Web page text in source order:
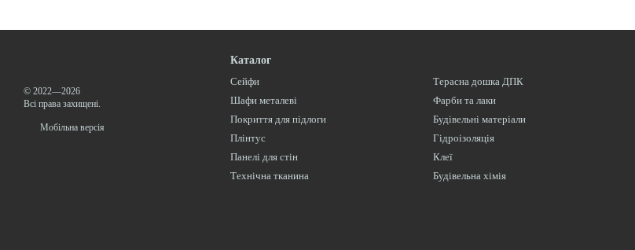
© 2022—2026
Всі права захищені.
Мобільна версія
Каталог
Сейфи
Шафи металеві
Покриття для підлоги
Плінтус
Панелі для стін
Технічна тканина
Терасна дошка ДПК
Фарби та лаки
Будівельні матеріали
Гідроізоляція
Клеї
Будівельна хімія